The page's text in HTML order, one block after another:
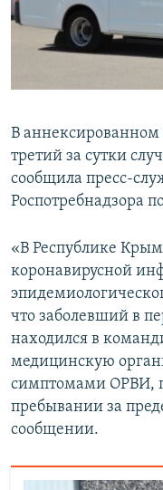
ПОБЕДИТЕЛЕЙ НЕ СУДЯТ?
КРЫМ.НЕПОКОРЕННЫЙ
ПРИСОЕДИНЯЙТЕСЬ!
Все сайты RFE/RL
В
третий за сутки
сообщила пресс-
Роспотребнадзора
«В Республике
коронавирусной
что заболевший в
находился в
медицинскую
симптомами ОРВИ,
пребывании за
сообщении.